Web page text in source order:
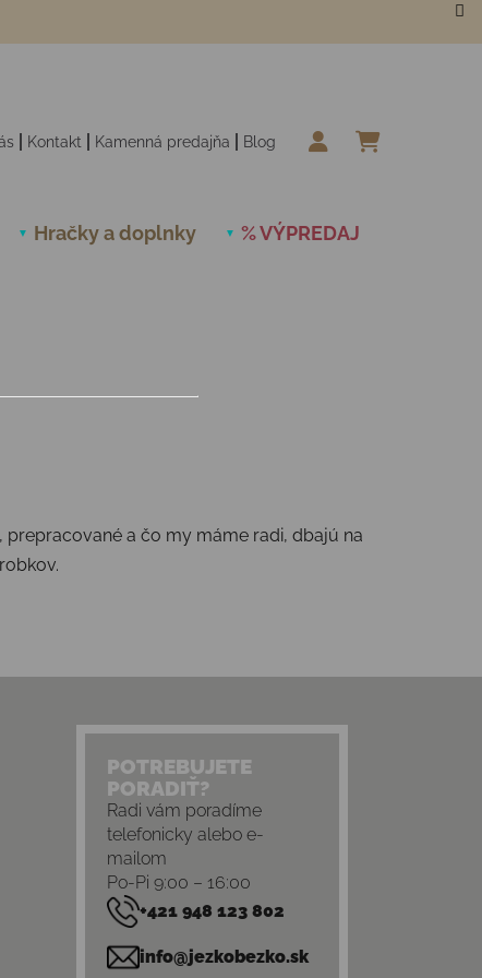
Kontakt Kamenná predajňa Blog
Hračky a doplnky % VÝPREDAJ
a čo my máme radi, dbajú na
POTREBUJETE
PORADIŤ?
Radi vám poradíme
telefonicky alebo e-
mailom
Po-Pi 9:00 – 16:00
+421 948 123 802
info@jezkobezko.sk